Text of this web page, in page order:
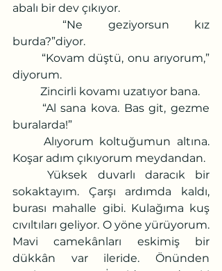
abalı bir dev çıkıyor.
burda?”diyor.
diyorum.
	Zincirli kovamı uzatıyor bana.
buralarda!”
Koşar adım çıkıyorum meydandan.
	Yüksek duvarlı daracık bir
sokaktayım. Çarşı ardımda kaldı,
burası mahalle gibi. Kulağıma kuş
cıvıltıları geliyor. O yöne yürüyorum.
Mavi camekânları eskimiş bir
dükkân var ileride. Önünden